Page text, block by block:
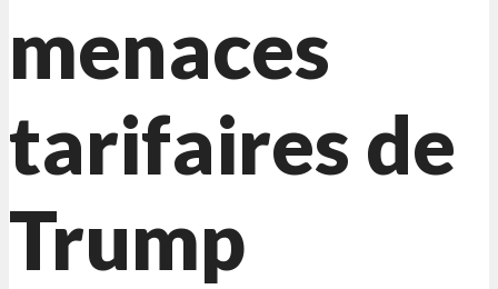
menaces
tarifaires de
Trump